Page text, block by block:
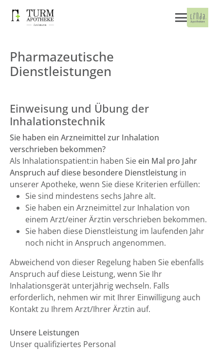
Pharmazeutische
Dienstleistungen
Einweisung und Übung der
Inhalationstechnik
Sie haben ein Arzneimittel zur Inhalation
verschrieben bekommen?
Als Inhalationspatient:in haben Sie ein Mal pro Jahr
Anspruch auf diese besondere Dienstleistung in
unserer Apotheke, wenn Sie diese Kriterien erfüllen:
Sie sind mindestens sechs Jahre alt.
Sie haben ein Arzneimittel zur Inhalation von
einem Arzt/einer Ärztin verschrieben bekommen.
Sie haben diese Dienstleistung im laufenden Jahr
noch nicht in Anspruch angenommen.
Abweichend von dieser Regelung haben Sie ebenfalls
Anspruch auf diese Leistung, wenn Sie Ihr
Inhalationsgerät unterjährig wechseln. Falls
erforderlich, nehmen wir mit Ihrer Einwilligung auch
Kontakt zu Ihrem Arzt/Ihrer Ärztin auf.
Unsere Leistungen
Unser qualifiziertes Personal